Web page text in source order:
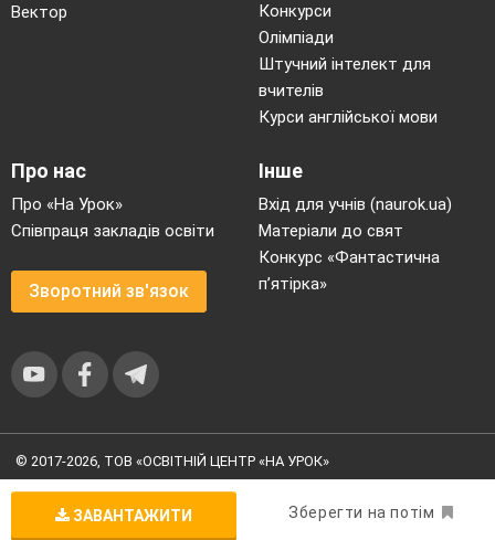
ЗАВАНТАЖИТИ Зберегти на потім
Вектор
Конкурси
Олімпіади
Штучний інтелект для
вчителів
Курси англійської мови
Про нас
Про «На Урок»
Співпраця закладів освіти
Зворотний зв'язок
Інше
Вхід для учнів (naurok.ua)
Матеріали до свят
Конкурс «Фантастична
п’ятірка»
© 2017-2026, ТОВ «ОСВІТНІЙ ЦЕНТР «НА УРОК»
конфіденційності